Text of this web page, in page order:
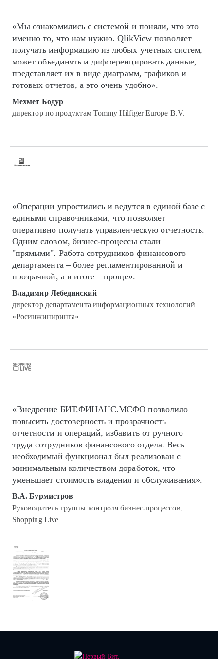
«Мы ознакомились с системой и поняли, что это
именно то, что нам нужно. QlikView позволяет
получать информацию из любых учетных систем,
может объединять и дифференцировать данные,
представляет их в виде диаграмм, графиков и
готовых отчетов, а это очень удобно».
Мехмет Бодур
директор по продуктам Tommy Hilfiger Europe B.V.
«Операции упростились и ведутся в единой базе с
едиными справочниками, что позволяет
оперативно получать управленческую отчетность.
Одним словом, бизнес-процессы стали
"прямыми". Работа сотрудников финансового
департамента – более регламентированной и
прозрачной, а в итоге – проще».
Владимир Лебединский
директор департамента информационных технологий
«Росинжиниринга»
«Внедрение БИТ.ФИНАНС.МСФО позволило
повысить достоверность и прозрачность
отчетности и операций, избавить от ручного
труда сотрудников финансового отдела. Весь
необходимый функционал был реализован с
минимальным количеством доработок, что
уменьшает стоимость владения и обслуживания».
В.А. Бурмистров
Руководитель группы контроля бизнес-процессов,
Shopping Live